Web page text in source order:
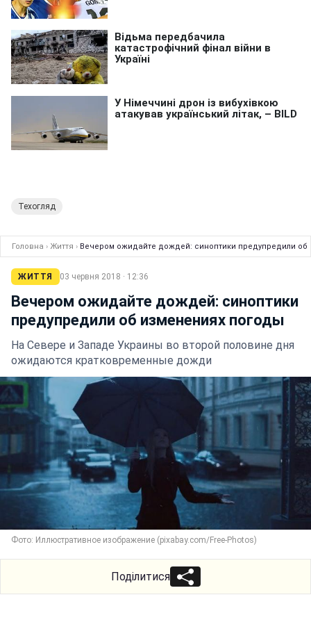
Техогляд
Головна › Життя › Вечером ожидайте дождей: синоптики предупредили об
ЖИТТЯ 03 червня 2018 · 12:36
Вечером ожидайте дождей: синоптики
предупредили об изменениях погоды
На Севере и Западе Украины во второй половине дня
ожидаются кратковременные дожди
Фото: Иллюстративное изображение (pixabay.com/Free-Photos)
Поділитися